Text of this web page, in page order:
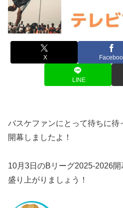
X
LINE
バスケファンにとって待ちに
開幕しましたよ！
10月3日のBリーグ2025-2026
盛り上がりましょう！